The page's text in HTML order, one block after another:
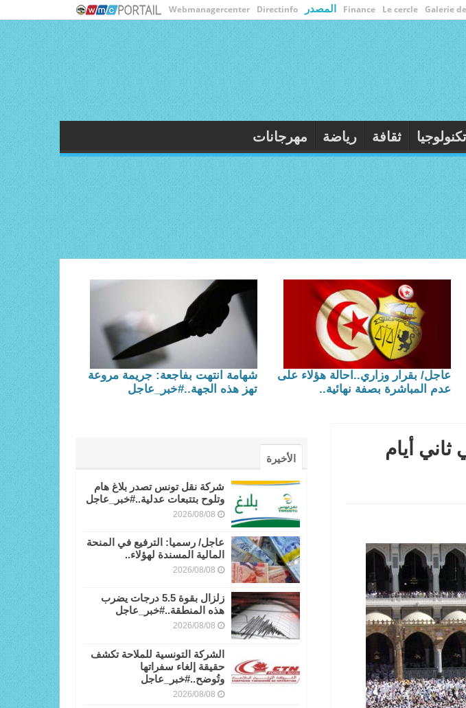
Webmanagercenter Directinfo المصدر Finance Le cercle Galerie
إقتصاد و أعمال تكنولوجيا ثقافة
شهامة انتهت بفاجعة: جريمة مروعة
تهز هذه الجهة..#خبر_عاجل
عاجل/ بقرار وزاري..احالة هؤلاء على
عدم المباشرة بصفة نهائية..
أيام
الأخيرة
شركة نقل تونس تصدر بلاغ هام
وتلوح بتتبعات عدلية..#خبر_عاجل
2026/08/08
عاجل/ رسميا: الترفيع في المنحة
المالية المسندة لهؤلاء..
2026/08/08
زلزال بقوة 5.5 ⁠درجات يضرب
هذه المنطقة..#خبر_عاجل
2026/08/08
الشركة التونسية للملاحة تكشف
حقيقة إلغاء سفراتها
وتُوضح..#خبر_عاجل
2026/08/08